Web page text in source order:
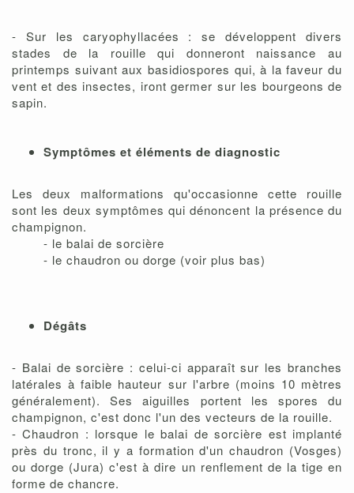
- Sur les caryophyllacées : se développent divers
stades de la rouille qui donneront naissance au
printemps suivant aux basidiospores qui, à la faveur du
vent et des insectes, iront germer sur les bourgeons de
sapin.
Symptômes et éléments de diagnostic
Les deux malformations qu'occasionne cette rouille
sont les deux symptômes qui dénoncent la présence du
champignon.
- le balai de sorcière
- le chaudron ou dorge (voir plus bas)
Dégâts
- Balai de sorcière : celui-ci apparaît sur les branches
latérales à faible hauteur sur l'arbre (moins 10 mètres
généralement). Ses aiguilles portent les spores du
champignon, c'est donc l'un des vecteurs de la rouille.
- Chaudron : lorsque le balai de sorcière est implanté
près du tronc, il y a formation d'un chaudron (Vosges)
ou dorge (Jura) c'est à dire un renflement de la tige en
forme de chancre.